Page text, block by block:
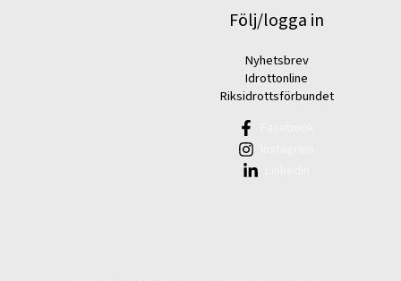
Följ/logga in
Nyhetsbrev
Idrottonline
Riksidrottsförbundet